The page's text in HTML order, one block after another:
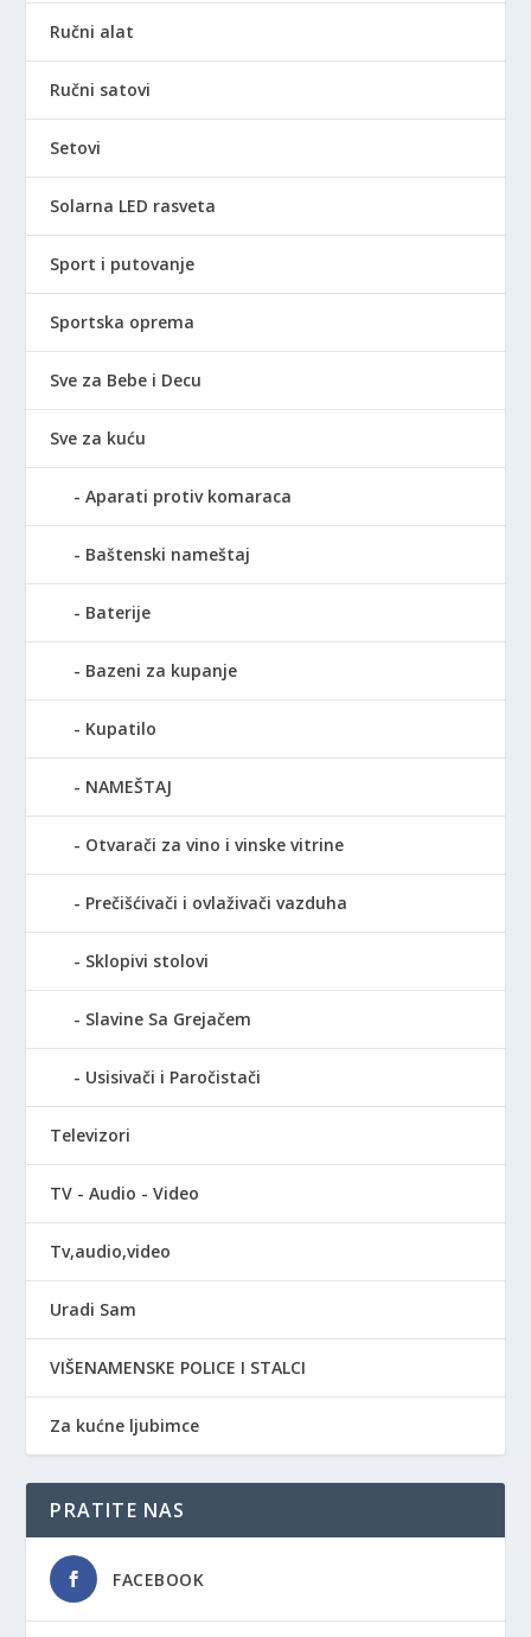
Ručni alat
Ručni satovi
Setovi
Solarna LED rasveta
Sport i putovanje
Sportska oprema
Sve za Bebe i Decu
Sve za kuću
Aparati protiv komaraca
Baštenski nameštaj
Baterije
Bazeni za kupanje
Kupatilo
NAMEŠTAJ
Otvarači za vino i vinske vitrine
Prečišćivači i ovlaživači vazduha
Sklopivi stolovi
Slavine Sa Grejačem
Usisivači i Paročistači
Televizori
TV - Audio - Video
Tv,audio,video
Uradi Sam
VIŠENAMENSKE POLICE I STALCI
Za kućne ljubimce
PRATITE NAS
FACEBOOK